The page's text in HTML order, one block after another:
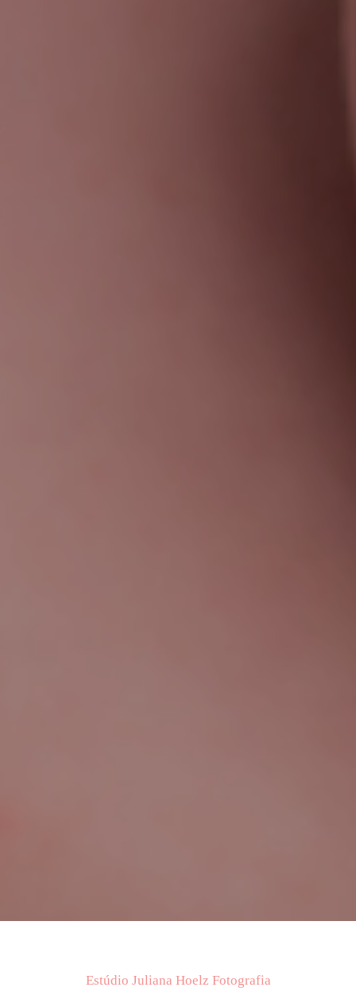
Estúdio Juliana Hoelz Fotografia